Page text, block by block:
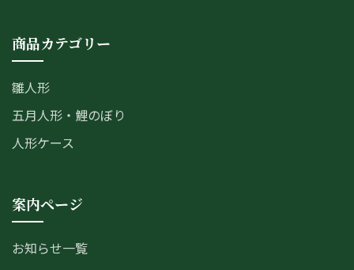
商品カテゴリー
雛人形
五月人形・鯉のぼり
人形ケース
案内ページ
お知らせ一覧